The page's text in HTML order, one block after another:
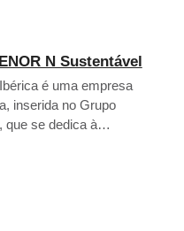
N Sustentável
é uma empresa
inserida no Grupo
que se dedica à…